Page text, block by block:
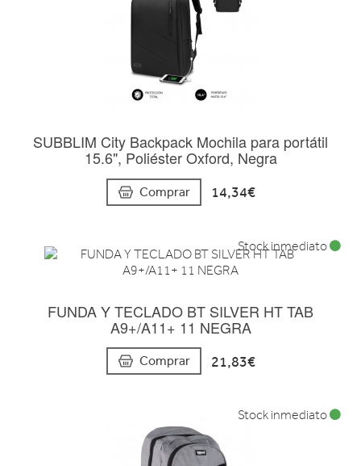
SUBBLIM City Backpack Mochila para portátil
15.6", Poliéster Oxford, Negra
Comprar 14,34€
FUNDA Y TECLADO BT SILVER HT TAB
A9+/A11+ 11 NEGRA
Comprar 21,83€
Stock inmediato
Stock inmediato